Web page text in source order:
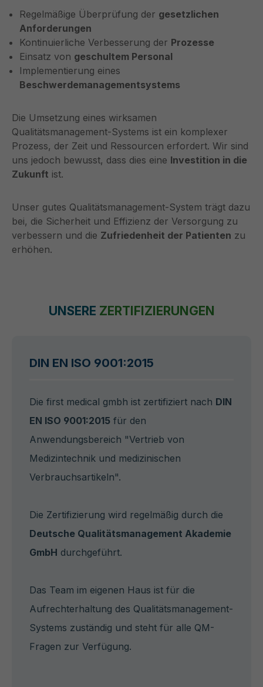
Regelmäßige Überprüfung der gesetzlichen
Anforderungen
Kontinuierliche Verbesserung der Prozesse
Einsatz von geschultem Personal
Implementierung eines
Beschwerdemanagementsystems
Die Umsetzung eines wirksamen
Qualitätsmanagement-Systems ist ein komplexer
Prozess, der Zeit und Ressourcen erfordert. Wir sind
uns jedoch bewusst, dass dies eine Investition in die
Zukunft ist.
Unser gutes Qualitätsmanagement-System trägt dazu
bei, die Sicherheit und Effizienz der Versorgung zu
verbessern und die Zufriedenheit der Patienten zu
erhöhen.
UNSERE ZERTIFIZIERUNGEN
DIN EN ISO 9001:2015
Die first medical gmbh ist zertifiziert nach DIN
EN ISO 9001:2015 für den
Anwendungsbereich "Vertrieb von
Medizintechnik und medizinischen
Verbrauchsartikeln".
Die Zertifizierung wird regelmäßig durch die
Deutsche Qualitätsmanagement Akademie
GmbH durchgeführt.
Das Team im eigenen Haus ist für die
Aufrechterhaltung des Qualitätsmanagement-
Systems zuständig und steht für alle QM-
Fragen zur Verfügung.